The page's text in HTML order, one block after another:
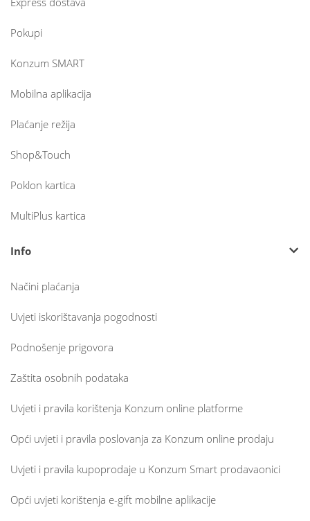
Pokupi
Konzum SMART
Mobilna aplikacija
Plaćanje režija
Shop&Touch
Poklon kartica
MultiPlus kartica
Info
Načini plaćanja
Uvjeti iskorištavanja pogodnosti
Podnošenje prigovora
Zaštita osobnih podataka
Uvjeti i pravila korištenja Konzum online platforme
Opći uvjeti i pravila poslovanja za Konzum online prodaju
Uvjeti i pravila kupoprodaje u Konzum Smart prodavaonici
Opći uvjeti korištenja e-gift mobilne aplikacije